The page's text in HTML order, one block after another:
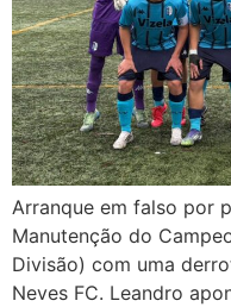
Arranque em falso por
Manutenção do
Divisão) com uma
Neves FC. Leandro